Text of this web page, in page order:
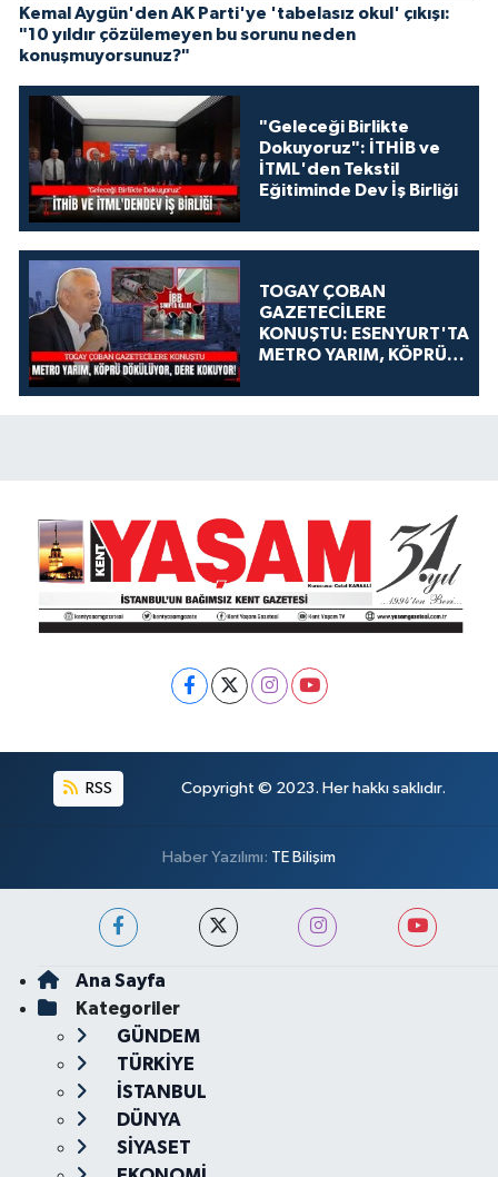
Kemal Aygün'den AK Parti'ye 'tabelasız okul' çıkışı:
"10 yıldır çözülemeyen bu sorunu neden
konuşmuyorsunuz?"
"Geleceği Birlikte
Dokuyoruz": İTHİB ve
İTML'den Tekstil
Eğitiminde Dev İş Birliği
TOGAY ÇOBAN
GAZETECİLERE
KONUŞTU: ESENYURT'TA
METRO YARIM, KÖPRÜ
KOKUYOR!
RSS Copyright © 2023. Her hakkı saklıdır.
Haber Yazılımı: TE Bilişim
Ana Sayfa
Kategoriler
GÜNDEM
TÜRKİYE
İSTANBUL
DÜNYA
SİYASET